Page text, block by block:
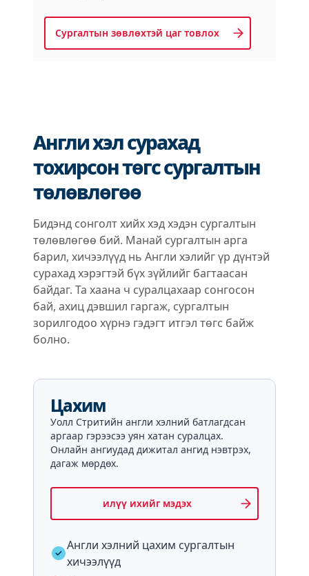
Сургалтын зөвлөхтэй цаг товлох
Англи хэл сурахад
тохирсон төгс сургалтын
төлөвлөгөө
Бидэнд сонголт хийх хэд хэдэн сургалтын
төлөвлөгөө бий. Манай сургалтын арга
барил, хичээлүүд нь Англи хэлийг үр дүнтэй
сурахад хэрэгтэй бүх зүйлийг багтаасан
байдаг. Та хаана ч суралцахаар сонгосон
бай, ахиц дэвшил гаргаж, сургалтын
зорилгодоо хүрнэ гэдэгт итгэл төгс байж
болно.
Цахим
Уолл Стритийн англи хэлний батлагдсан
аргаар гэрээсээ уян хатан суралцах.
Онлайн ангиудад дижитал ангид нэвтрэх,
дагаж мөрдөх.
илүү ихийг мэдэх
Англи хэлний цахим сургалтын
хичээлүүд